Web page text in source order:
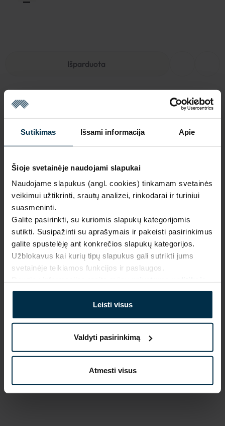
Sutikimas Išsami informacija Apie
Šioje svetainėje naudojami slapukai
Naudojame slapukus (angl. cookies) tinkamam svetainės
veikimui užtikrinti, srautų analizei, rinkodarai ir turiniui
suasmeninti.
Galite pasirinkti, su kuriomis slapukų kategorijomis
sutikti. Susipažinti su aprašymais ir pakeisti pasirinkimus
galite spustelėję ant konkrečios slapukų kategorijos.
Užblokavus kai kurių tipų slapukus gali sutrikti jums
svetainėje teikiamos funkcijos ir paslaugos.
Leisti visus
Valdyti pasirinkimą
Atmesti visus
Išparduota
NAUDINGA ŽINOTI
Išparduota
Garantija - 2 metai Žiūrėti garantiją
Grąžinimas - 14 dienų
Žiūrėti grąžinimo politiką
Pagaminta Lietuvoje,
UAB LINAS LT
Panevėžys, 35113
MADE IN EUROPE
SAVYBĖS
2370
Linas 56%, Medvilnė 44%
Spalva